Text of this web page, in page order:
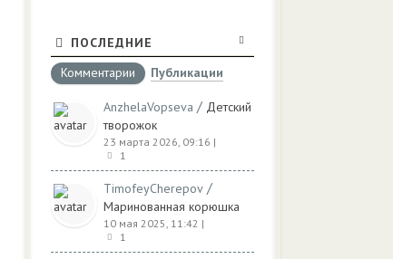
ПОСЛЕДНИЕ
Комментарии
Публикации
AnzhelaVopseva / Детский
творожок
23 марта 2026, 09:16 |
1
TimofeyCherepov /
Маринованная корюшка
10 мая 2025, 11:42 |
1